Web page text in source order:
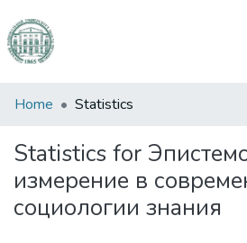
Communities
Collections
All of DSpace
Home Statistics
Statistics for
измерение в
социологии знания